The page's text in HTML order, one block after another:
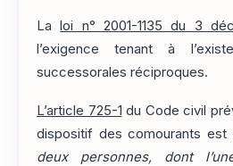
Laloi n° 2001-1135 du 3
l’exigence tenant à
successorales réciproques.
L’article 725-1 du Code civil
dispositif des comourants est
deux personnes, dont